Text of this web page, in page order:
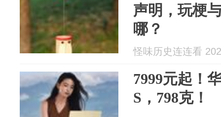
声明，玩梗
哪？
怪味历史连连看
7999元起！
S，798克！